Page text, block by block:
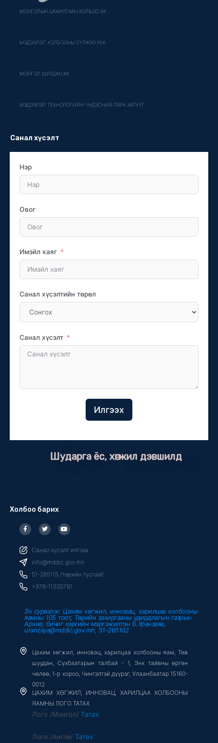
МОНГОЛЫН ЦАХИЛГААН ХОЛБОО ХК
МЭДЭЭЛЭЛ ХОЛБООНЫ СҮЛЖЭЭ ХХК
МОНГОЛ ШУУДАН ХК
МЭДЭЭЛЭЛ ТЕХНОЛОГИЙН ҮНДЭСНИЙ ПАРК ААТУҮГ
Санал хүсэлт
Нэр
Овог
Имэйл хаяг
Санал хүсэлтийн төрөл
Санал хүсэлт
Илгээх
Шударга ёс, хөгжил дэвшилд
Холбоо барих
F
a
c
b
o
o
k
f
T
w
i
t
r
Y
o
u
u
e
Санал хүсэлт илгээх
info@mddic.gov.mn
51-265115 /төрийн тусгай/
+976-11330781
Эх сурвалж: Цахим хөгжил, инновац, харилцаа холбооны
яамны 105 тоот, Төрийн захиргааны удирдлагын газрын
Архив, бичиг хэргийн мэргэжилтэн Б.Уранзаяа,
uranzaya@mddic.gov.mn, 51-265102
Цахим хөгжил, инновац, харилцаа холбооны яам, Төв
шуудан, Сүхбаатарын талбай - 1, Энх тайвны өргөн
чөлөө, 1-р хороо, Чингэлтэй дүүрэг, Улаанбаатар 15160-
0012
ЦАХИМ ХӨГЖИЛ, ИННОВАЦ, ХАРИЛЦАА ХОЛБООНЫ
ЯАМНЫ ЛОГО ТАТАХ
Лого /Монгол/ Татах
Лого /Англи/ Татах